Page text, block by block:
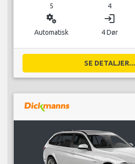
5 4
miscellaneous_services
Automatisk
login
4 Dør
SE DETALJER...